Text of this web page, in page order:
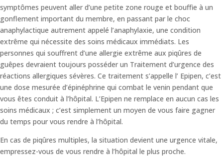
symptômes peuvent aller d’une petite zone rouge et bouffie à un
gonflement important du membre, en passant par le choc
anaphylactique autrement appelé l’anaphylaxie, une condition
extrême qui nécessite des soins médicaux immédiats. Les
personnes qui souffrent d’une allergie extrême aux piqûres de
guêpes devraient toujours posséder un Traitement d’urgence des
réactions allergiques sévères. Ce traitement s’appelle l’ Epipen, c’est
une dose mesurée d’épinéphrine qui combat le venin pendant que
vous êtes conduit à l’hôpital. L’Epipen ne remplace en aucun cas les
soins médicaux ; c’est simplement un moyen de vous faire gagner
du temps pour vous rendre à l’hôpital.
En cas de piqûres multiples, la situation devient une urgence vitale,
empressez-vous de vous rendre à l’hôpital le plus proche.